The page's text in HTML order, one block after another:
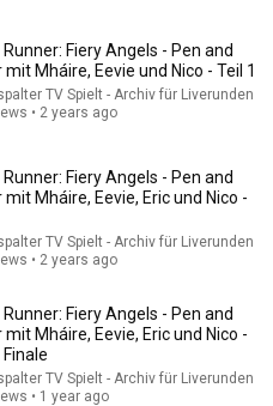
2:23:03
1
für Liverunden • 2.9K views
Runner: Fiery Angels - Pen and
mit Mháire, Eevie und Nico - Teil 1
TV Spielt - Archiv für Liverunden
• 2 years ago
Fiery Angels - Pen and
mit Mháire, Eevie, Eric und Nico -
TV Spielt - Archiv für Liverunden
• 2 years ago
Fiery Angels - Pen and
mit Mháire, Eevie, Eric und Nico -
Finale
TV Spielt - Archiv für Liverunden
• 1 year ago